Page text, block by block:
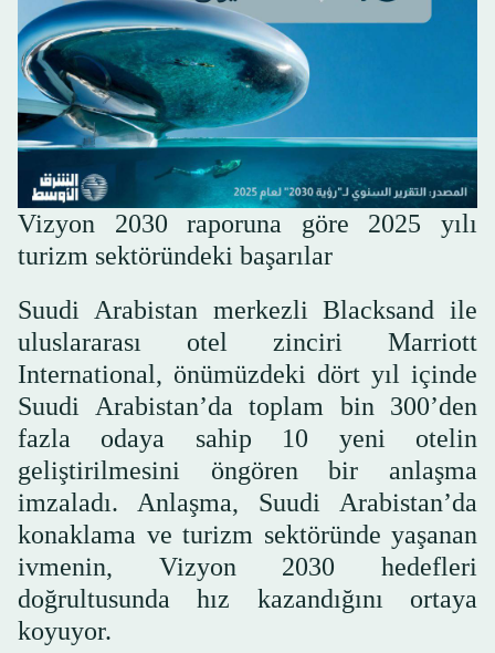
Vizyon 2030 raporuna göre 2025 yılı
turizm sektöründeki başarılar
Suudi Arabistan merkezli Blacksand ile
uluslararası otel zinciri Marriott
International, önümüzdeki dört yıl içinde
Suudi Arabistan’da toplam bin 300’den
fazla odaya sahip 10 yeni otelin
geliştirilmesini öngören bir anlaşma
imzaladı. Anlaşma, Suudi Arabistan’da
konaklama ve turizm sektöründe yaşanan
ivmenin, Vizyon 2030 hedefleri
doğrultusunda hız kazandığını ortaya
koyuyor.